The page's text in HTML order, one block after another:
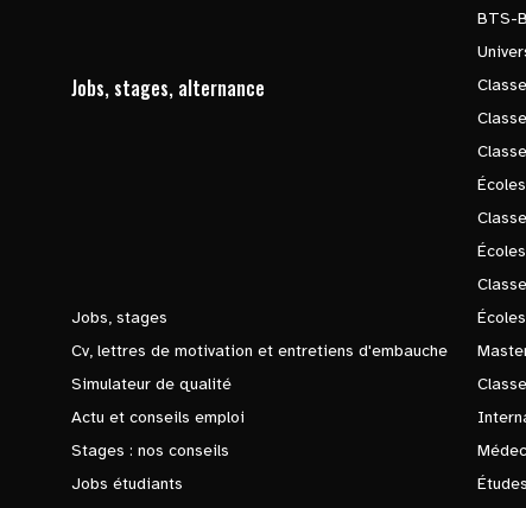
Jobs, stages, alternance
Jobs, stages
Cv, lettres de motivation et entretiens d'embauche
Simulateur de qualité
Actu et conseils emploi
Stages : nos conseils
Jobs étudiants
BTS-